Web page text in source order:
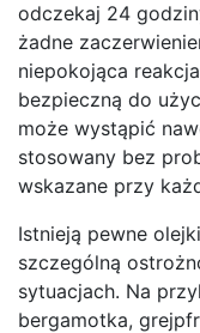
odczekaj 24
żadne
niepokojąca
bezpieczną do
może wystąpić
stosowany bez
wskazane przy
Istnieją pewne
szczególną
sytuacjach. Na
bergamotka,